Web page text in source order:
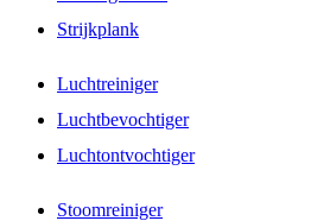
Strijkplank
Luchtreiniger
Luchtbevochtiger
Luchtontvochtiger
Stoomreiniger